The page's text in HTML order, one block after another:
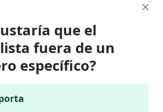
que el
fuera de un
específico?